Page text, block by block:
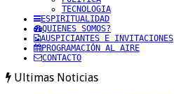
TECNOLOGIA
ESPIRITUALIDAD
QUIENES SOMOS?
AUSPICIANTES E INVITACIONES
PROGRAMACIÓN AL AIRE
CONTACTO
Ultimas Noticias